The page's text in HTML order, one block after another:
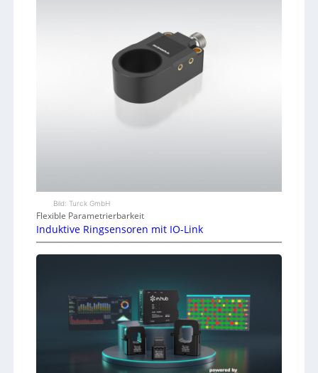
Bild: Turck GmbH
Flexible Parametrierbarkeit
Induktive Ringsensoren mit IO-Link